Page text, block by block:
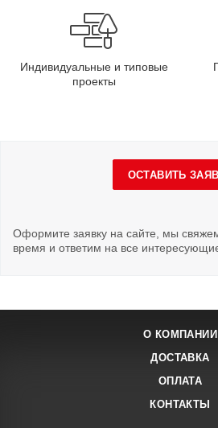
Индивидуальные и типовые
проекты
ОСТАВИТЬ
Оформите заявку на сайте, мы
время и ответим на все
О КОМПАНИИ
ДОСТАВКА
ОПЛАТА
КОНТАКТЫ